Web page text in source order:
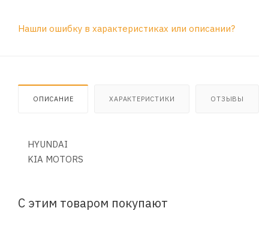
Нашли ошибку в характеристиках или описании?
ОПИСАНИЕ ХАРАКТЕРИСТИКИ ОТЗЫВЫ
HYUNDAI
KIA MOTORS
С этим товаром покупают